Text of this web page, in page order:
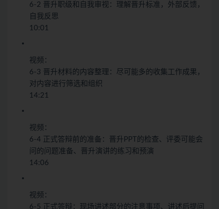
6-2 晋升职级和自我审视：理解晋升标准，外部反馈，
自我反思
10:01
视频：
6-3 晋升材料的内容整理：尽可能多的收集工作成果，
对内容进行筛选和组织
14:21
视频：
6-4 正式答辩前的准备：晋升PPT的检查、评委可能会
问的问题准备、晋升演讲的练习和预演
14:06
视频：
6-5 正式答辩：现场讲述部分的注意事项、讲述后提问